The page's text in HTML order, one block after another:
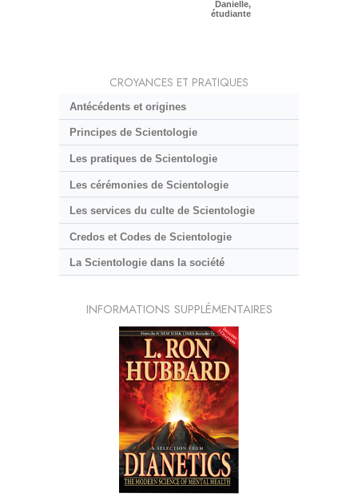
Danielle,
étudiante
CROYANCES ET PRATIQUES
Antécédents et origines
Principes de Scientologie
Les pratiques de Scientologie
Les cérémonies de Scientologie
Les services du culte de Scientologie
Credos et Codes de Scientologie
La Scientologie dans la société
INFORMATIONS SUPPLÉMENTAIRES